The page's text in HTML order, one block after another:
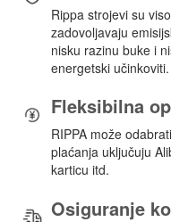
Rippa strojevi su
zadovoljavaju
nisku razinu buke i
energetski učinkoviti.
Fleksibilna
RIPPA može
plaćanja uključuju
karticu itd.
Osiguranje